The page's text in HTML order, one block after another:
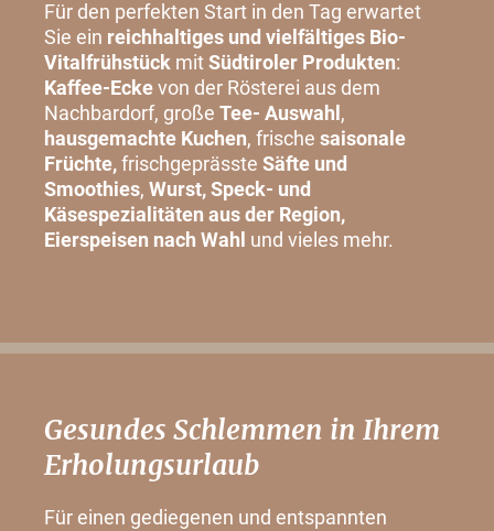
Für den perfekten Start in den Tag erwartet
Sie ein reichhaltiges und vielfältiges Bio-
Vitalfrühstück mit Südtiroler Produkten:
Kaffee-Ecke von der Rösterei aus dem
Nachbardorf, große Tee- Auswahl ,
hausgemachte Kuchen, frische saisonale
Früchte, frischgeprässte Säfte und
Smoothies, Wurst, Speck- und
Käsespezialitäten aus der Region,
Eierspeisen nach Wahl und vieles mehr.
Gesundes Schlemmen in Ihrem
Erholungsurlaub
Für einen gediegenen und entspannten